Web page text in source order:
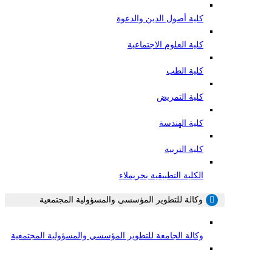
كلية أصول الدين والدعوة
كلية العلوم الاجتماعية
كلية الطب
كلية التمريض
كلية الهندسة
كلية التربية
الكلية التطبيقية بحريملاء
وكالة للتطوير المؤسسي والمسؤولية المجتمعية
وكالة الجامعة للتطوير المؤسسي والمسؤولية المجتمعية